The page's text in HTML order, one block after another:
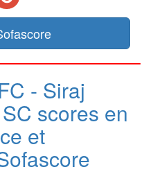
- Siraj
scores en
et